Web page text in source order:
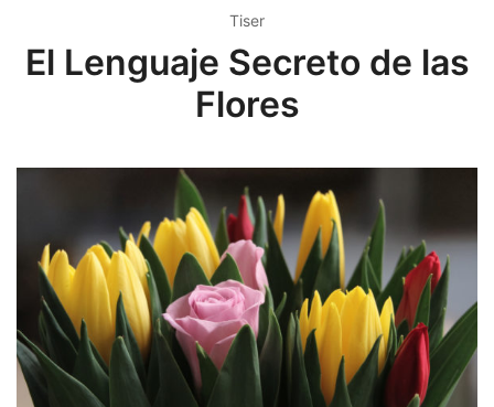
Tiser
El Lenguaje Secreto de las
Flores